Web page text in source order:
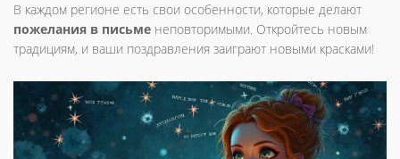
В каждом регионе есть свои особенности, которые делают
пожелания в письме неповторимыми. Откройтесь новым
традициям, и ваши поздравления заиграют новыми красками!